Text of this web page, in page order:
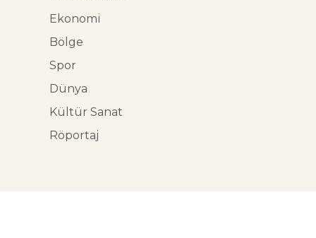
Ekonomi
Bölge
Spor
Dünya
Kültür Sanat
Röportaj